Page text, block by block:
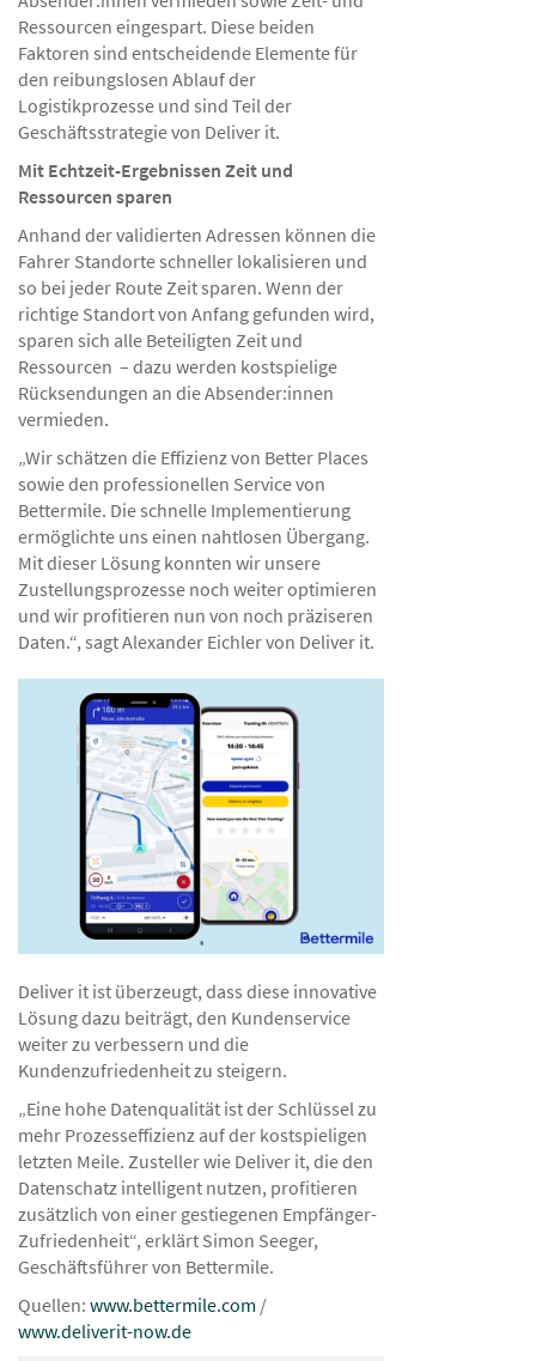
Ressourcen eingespart. Diese beiden
Faktoren sind entscheidende Elemente für
den reibungslosen Ablauf der
Logistikprozesse und sind Teil der
Geschäftsstrategie von Deliver it.
Mit Echtzeit-Ergebnissen Zeit und
Ressourcen sparen
Anhand der validierten Adressen können die
Fahrer Standorte schneller lokalisieren und
so bei jeder Route Zeit sparen. Wenn der
richtige Standort von Anfang gefunden wird,
sparen sich alle Beteiligten Zeit und
Ressourcen – dazu werden kostspielige
Rücksendungen an die Absender:innen
vermieden.
„Wir schätzen die Effizienz von Better Places
sowie den professionellen Service von
Bettermile. Die schnelle Implementierung
ermöglichte uns einen nahtlosen Übergang.
Mit dieser Lösung konnten wir unsere
Zustellungsprozesse noch weiter optimieren
und wir profitieren nun von noch präziseren
Daten.“, sagt Alexander Eichler von Deliver it.
Deliver it ist überzeugt, dass diese innovative
Lösung dazu beiträgt, den Kundenservice
weiter zu verbessern und die
Kundenzufriedenheit zu steigern.
„Eine hohe Datenqualität ist der Schlüssel zu
mehr Prozesseffizienz auf der kostspieligen
letzten Meile. Zusteller wie Deliver it, die den
Datenschatz intelligent nutzen, profitieren
zusätzlich von einer gestiegenen Empfänger-
Zufriedenheit“, erklärt Simon Seeger,
Geschäftsführer von Bettermile.
Quellen: www.bettermile.com /
www.deliverit-now.de